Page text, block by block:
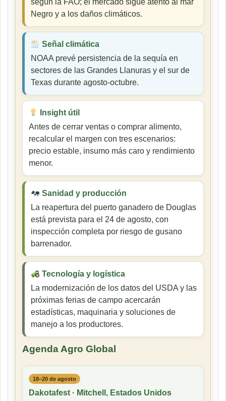
según la FAO; el mercado sigue atento al mar
Negro y a los daños climáticos.
Señal climática
NOAA prevé persistencia de la sequía en
sectores de las Grandes Llanuras y el sur de
Texas durante agosto-octubre.
Insight útil
Antes de cerrar ventas o comprar alimento,
recalcular el margen con tres escenarios:
precio estable, insumo más caro y rendimiento
menor.
Sanidad y producción
La reapertura del puerto ganadero de Douglas
está prevista para el 24 de agosto, con
inspección completa por riesgo de gusano
barrenador.
Tecnología y logística
La modernización de los datos del USDA y las
próximas ferias de campo acercarán
estadísticas, maquinaria y soluciones de
manejo a los productores.
Agenda Agro Global
18–20 de agosto
Dakotafest · Mitchell, Estados Unidos